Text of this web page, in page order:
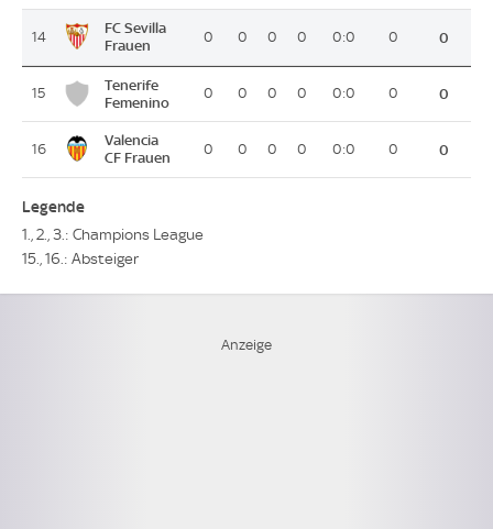
14
FC Sevilla
Frauen
0 0 0 0 0:0 0 0
15
Tenerife
Femenino
0 0 0 0 0:0 0 0
16
Valencia
CF Frauen
0 0 0 0 0:0 0 0
Legende
1., 2., 3.: Champions League
15., 16.: Absteiger